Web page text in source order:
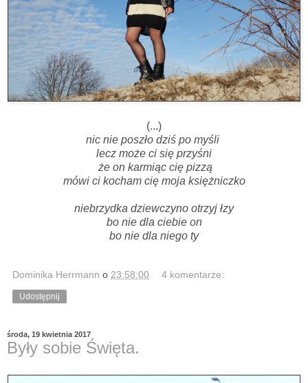
(...)
nic nie poszło dziś po myśli
lecz może ci się przyśni
że on karmiąc cię pizzą
mówi ci kocham cię moja księżniczko
niebrzydka dziewczyno otrzyj łzy
bo nie dla ciebie on
bo nie dla niego ty
Dominika Herrmann o 23:58:00 4 komentarze:
Udostępnij
środa, 19 kwietnia 2017
Były sobie Święta.